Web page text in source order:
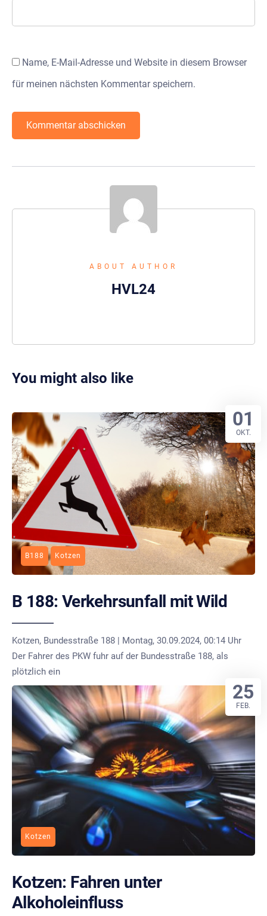
Name, E-Mail-Adresse und Website in diesem Browser
für meinen nächsten Kommentar speichern.
ABOUT AUTHOR
HVL24
You might also like
B188 Kotzen
B 188: Verkehrsunfall mit Wild
Kotzen, Bundesstraße 188 | Montag, 30.09.2024, 00:14 Uhr
Der Fahrer des PKW fuhr auf der Bundesstraße 188, als
plötzlich ein
01
OKT.
Kotzen
Kotzen: Fahren unter
Alkoholeinfluss
25
FEB.